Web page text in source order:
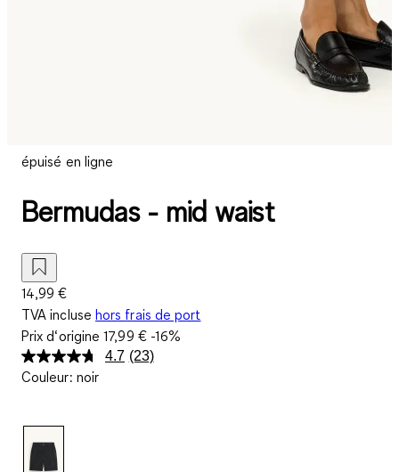
épuisé en ligne
Bermudas - mid waist
14,99 €
TVA incluse hors frais de port
Prix d‘origine17,99 €-16%
4.7 Lire
(23)
Couleur: noir